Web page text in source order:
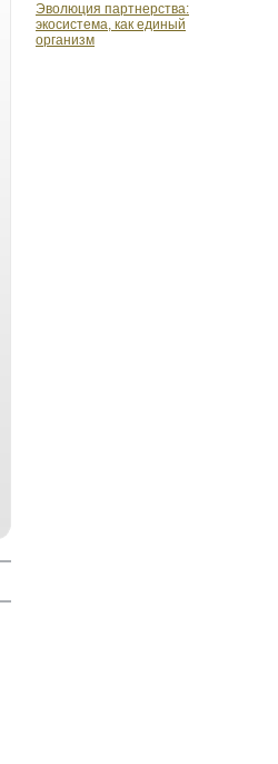
Эволюция партнерства:
экосистема, как единый
организм